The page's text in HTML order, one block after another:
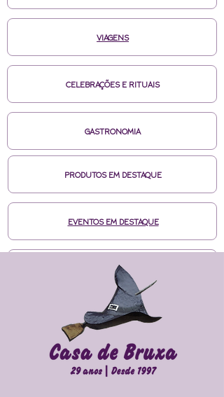
VIAGENS
CELEBRAÇÕES E RITUAIS
GASTRONOMIA
PRODUTOS EM DESTAQUE
EVENTOS EM DESTAQUE
MÍDIAS CASA DE BRUXA
CURSOS ONLINE HOTMART
ENTRE EM CONTATO